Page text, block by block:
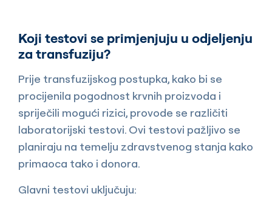
Koji testovi se primjenjuju u odjeljenju
za transfuziju?
Prije transfuzijskog postupka, kako bi se
procijenila pogodnost krvnih proizvoda i
spriječili mogući rizici, provode se različiti
laboratorijski testovi. Ovi testovi pažljivo se
planiraju na temelju zdravstvenog stanja kako
primaoca tako i donora.
Glavni testovi uključuju: